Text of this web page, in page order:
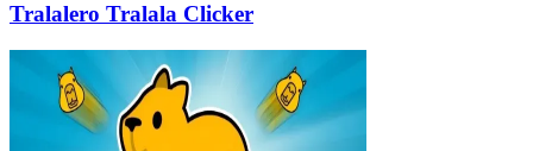
Tralalero Tralala Clicker